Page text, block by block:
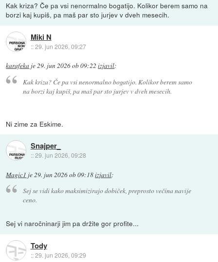
Kak kriza? Če pa vsi nenormalno bogatijo. Kolikor berem samo na
borzi kaj kupiš, pa maš par sto jurjev v dveh mesecih.
Miki N
::29. jun 2026, 09:27
karafeka je29. jun 2026 ob 09:22 izjavil:
Kak kriza? Če pa vsi nenormalno bogatijo. Kolikor berem samo
na borzi kaj kupiš, pa maš par sto jurjev v dveh mesecih.
Ni zime za Eskime.
Snajper_
::29. jun 2026, 09:28
Magic1 je29. jun 2026 ob 09:18izjavil:
Sej se vidi kako maksimizirajo dobiček, preprosto večina navije
ceno.
Sej vi naročninarji jim pa držite gor profite...
Tody
::29. jun 2026, 09:29